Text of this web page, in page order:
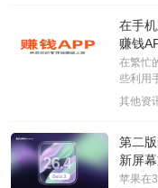
在手
赚钱
在繁忙
些利用
其他资
第二
新屏
苹果在